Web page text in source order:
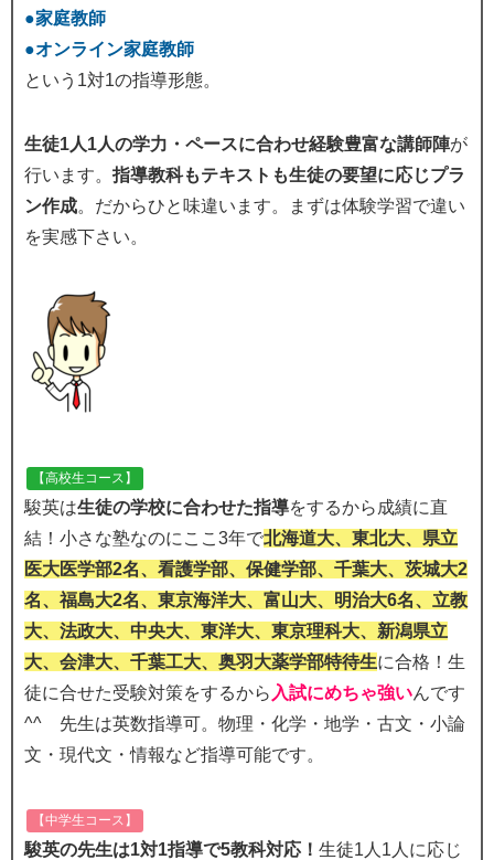
●家庭教師
●オンライン家庭教師
という1対1の指導形態。
生徒1人1人の学力・ペースに合わせ経験豊富な講師陣が
行います。 指導教科もテキストも生徒の要望に応じプラ
ン作成。だからひと味違います。まずは体験学習で違い
を実感下さい。
【高校生コース】
駿英は生徒の学校に合わせた指導をするから成績に直
結！小さな塾なのにここ3年で北海道大、東北大、県立
医大医学部2名、看護学部、保健学部、千葉大、茨城大2
名、福島大2名、東京海洋大、富山大、明治大6名、立教
大、法政大、中央大、東洋大、東京理科大、新潟県立
大、会津大、千葉工大、奥羽大薬学部特待生に合格！生
徒に合せた受験対策をするから 入試にめちゃ強いんです
^^ 先生は英数指導可。物理・化学・地学・古文・小論
文・現代文・情報など指導可能です。
【中学生コース】
駿英の先生は1対1指導で5教科対応！ 生徒1人1人に応じ